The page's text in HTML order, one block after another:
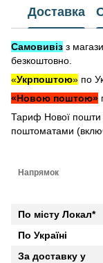
Доставка
Самовивіз з
безкоштовно.
«Укрпоштою» по
«Новою поштою»
Тариф Нової пошти
поштоматами
Напрямок
По місту Локал*
По Україні
За доставку у